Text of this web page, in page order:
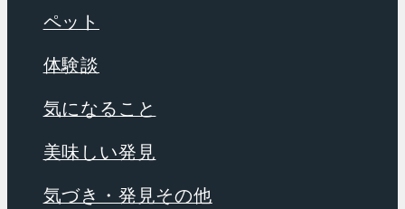
ペット
体験談
気になること
美味しい発見
気づき・発見その他